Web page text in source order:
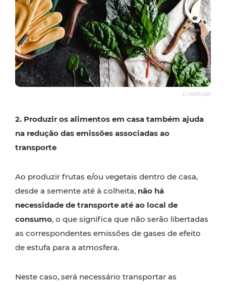
© UNSPLASH
2. Produzir os alimentos em casa também ajuda
na redução das emissões associadas ao
transporte
Ao produzir frutas e/ou vegetais dentro de casa,
desde a semente até à colheita, não há
necessidade de transporte até ao local de
consumo, o que significa que não serão libertadas
as correspondentes emissões de gases de efeito
de estufa para a atmosfera.
Neste caso, será necessário transportar as